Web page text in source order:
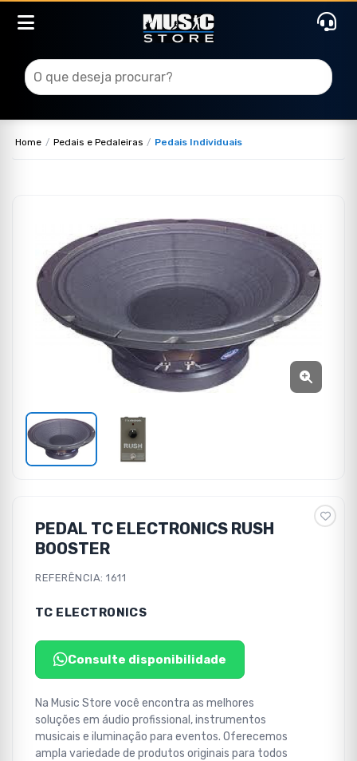
Home Pedais e Pedaleiras Pedais Individuais
PEDAL TC ELECTRONICS RUSH
BOOSTER
REFERÊNCIA: 1611
TC ELECTRONICS
Consulte disponibilidade
Na Music Store você encontra as melhores
soluções em áudio profissional, instrumentos
musicais e iluminação para eventos. Oferecemos
ampla variedade de produtos originais para todos